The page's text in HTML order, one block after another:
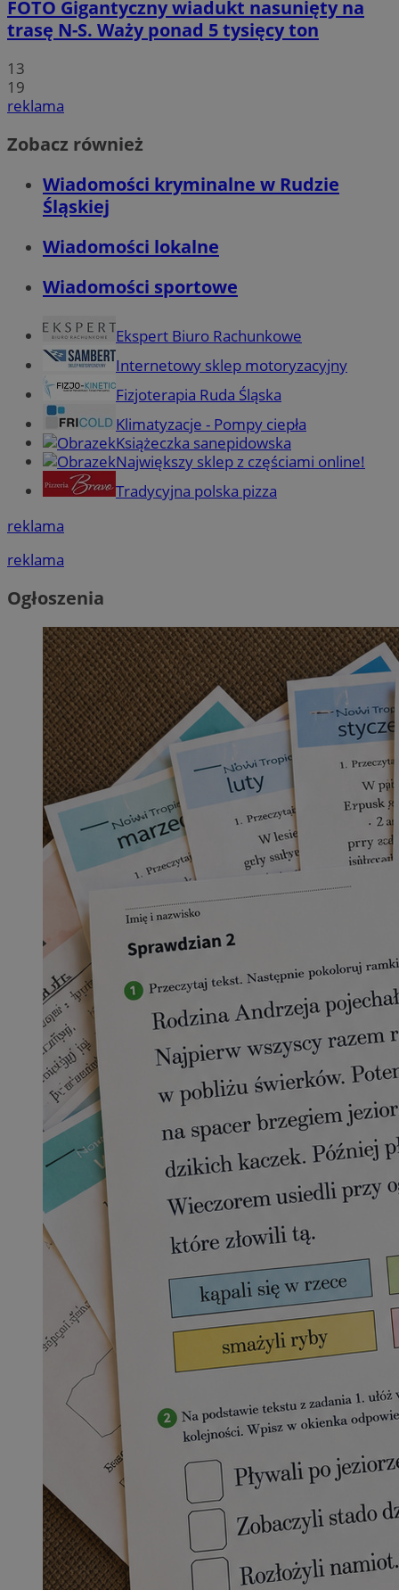
FOTO Gigantyczny wiadukt nasunięty na
trasę N-S. Waży ponad 5 tysięcy ton
13
19
reklama
Zobacz również
Wiadomości kryminalne w Rudzie
Śląskiej
Wiadomości lokalne
Wiadomości sportowe
Ekspert Biuro Rachunkowe
Internetowy sklep motoryzacyjny
Fizjoterapia Ruda Śląska
Klimatyzacje - Pompy ciepła
Książeczka sanepidowska
Największy sklep z częściami online!
Tradycyjna polska pizza
reklama
reklama
Ogłoszenia